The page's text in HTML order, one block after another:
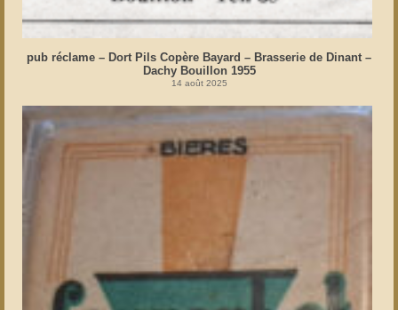
pub réclame – Dort Pils Copère Bayard – Brasserie de Dinant –
Dachy Bouillon 1955
14 août 2025